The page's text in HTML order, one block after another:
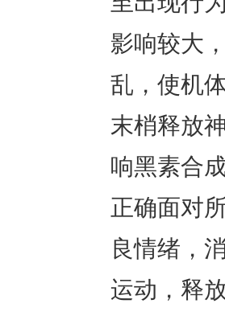
影响较大
乱，使机
末梢释放
响黑素合
正确面对
良情绪，
运动，释